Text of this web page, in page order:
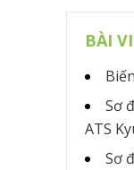
BÀI
Sơ
ATS
Sơ